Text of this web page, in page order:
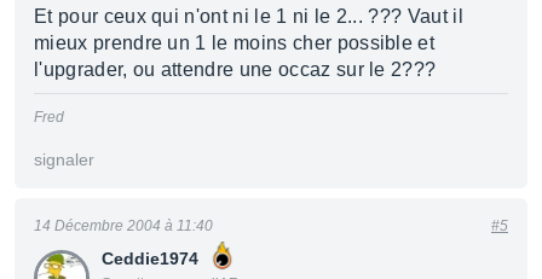
Et pour ceux qui n'ont ni le 1 ni le 2... ??? Vaut il
mieux prendre un 1 le moins cher possible et
l'upgrader, ou attendre une occaz sur le 2???
Fred
signaler
Ceddie1974
14 Décembre 2004 à 11:40 #5